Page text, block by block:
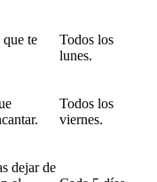
que te
Todos los
lunes.
Todos los
viernes.
dejar de